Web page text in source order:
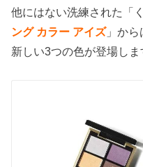
他にはない洗練された「
ング カラー アイズ」から
新しい3つの色が登場しま